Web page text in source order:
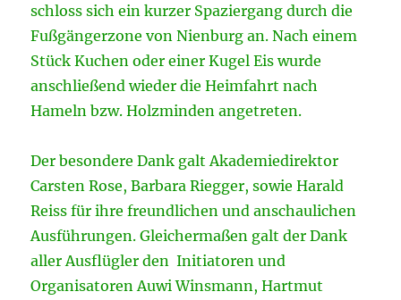
schloss sich ein kurzer Spaziergang durch die
Fußgängerzone von Nienburg an. Nach einem
Stück Kuchen oder einer Kugel Eis wurde
anschließend wieder die Heimfahrt nach
Hameln bzw. Holzminden angetreten.
Der besondere Dank galt Akademiedirektor
Carsten Rose, Barbara Riegger, sowie Harald
Reiss für ihre freundlichen und anschaulichen
Ausführungen. Gleichermaßen galt der Dank
aller Ausflügler den Initiatoren und
Organisatoren Auwi Winsmann, Hartmut